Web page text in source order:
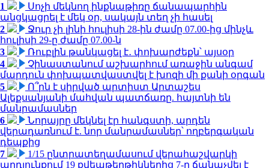
1
Սոչի մեկնող ինքնաթիռը ճանապարհին
անցկացրել է մեկ օր, սակայն տեղ չի հասել
2
Ջուր չի լինի հուլիսի 28-ին ժամը 07.00-ից մինչև
հուլիսի 29-ը ժամը 07.00-ն
3
Ռուբլին թանկացել է․ փոխարժեքն՝ այսօր
4
Չինաստանում աշխարհում առաջին անգամ
մարդուն փոխպատվաստվել է խոզի մի քանի օրգան
5
Ո՞րն է սիրված արտիստ Արտաշես
Ալեքսանյանի մահվան պատճառը. հայտնի են
մանրամասներ
6
Նորայրը մեկնել էր հանգստի, արդեն
վերադառնում է. նոր մանրամասներ՝ ողբերգական
դեպքից
7
1/15 ընտրատեղամասում վերահաշվարկի
արդյունքում 19 քվեաթերթիկներից 7-ը ճանաչվել է